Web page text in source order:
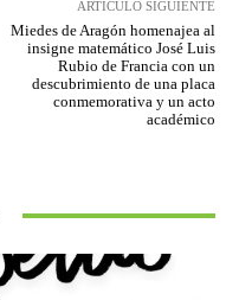
ARTÍCULO SIGUIENTE
Miedes de Aragón homenajea al
insigne matemático José Luis
Rubio de Francia con un
descubrimiento de una placa
conmemorativa y un acto
académico